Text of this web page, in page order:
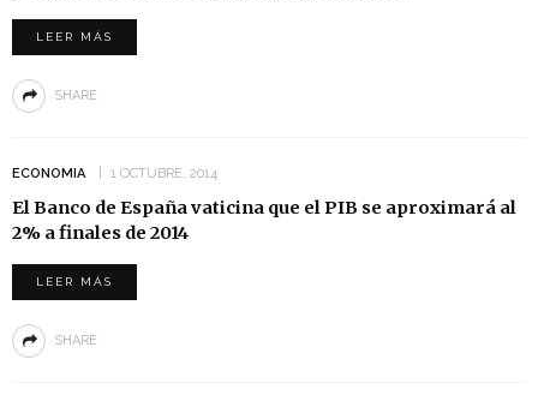
LEER MÁS
SHARE
ECONOMIA 1 OCTUBRE, 2014
El Banco de España vaticina que el PIB se aproximará al
2% a finales de 2014
LEER MÁS
SHARE